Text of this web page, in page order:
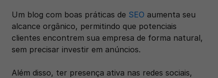
Um blog com boas práticas de SEO aumenta seu
alcance orgânico, permitindo que potenciais
clientes encontrem sua empresa de forma natural,
sem precisar investir em anúncios.
Além disso, ter presença ativa nas redes sociais,